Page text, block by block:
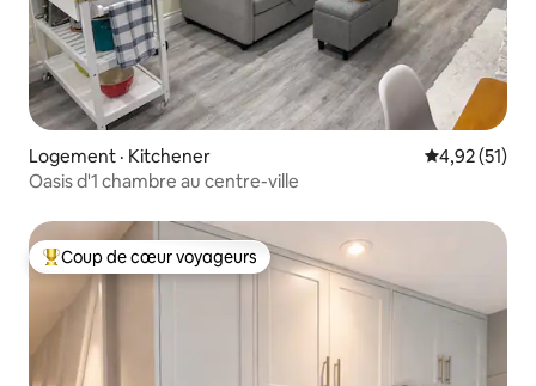
Logement · Kitchener Note
4,92 (51)
Oasis d'1 chambre au centre-ville
Coup de cœur voyageurs parmi les plus aimés
Coup de cœur voyageurs